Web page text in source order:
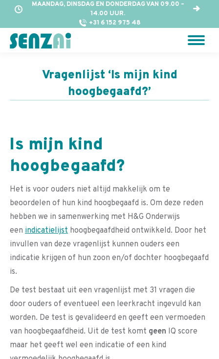
MAANDAG, DINSDAG EN DONDERDAG VAN 09.00 –
14.00 UUR.
+31 6 152 975 48
Vragenlijst ‘Is mijn kind
hoogbegaafd?’
Is mijn kind
hoogbegaafd?
Het is voor ouders niet altijd makkelijk om te
beoordelen of hun kind hoogbegaafd is. Om deze reden
hebben we in samenwerking met H&G Onderwijs
een indicatielijst hoogbegaafdheid ontwikkeld. Door het
invullen van deze vragenlijst kunnen ouders een
indicatie krijgen of hun zoon en/of dochter hoogbegaafd
is.
De test bestaat uit een vragenlijst met 31 vragen die
door ouders of eventueel een leerkracht ingevuld kan
worden. De test is gevalideerd en geeft een vermoeden
van hoogbegaafdheid. Uit de test komt geen IQ score
maar het geeft wel een indicatie of een kind